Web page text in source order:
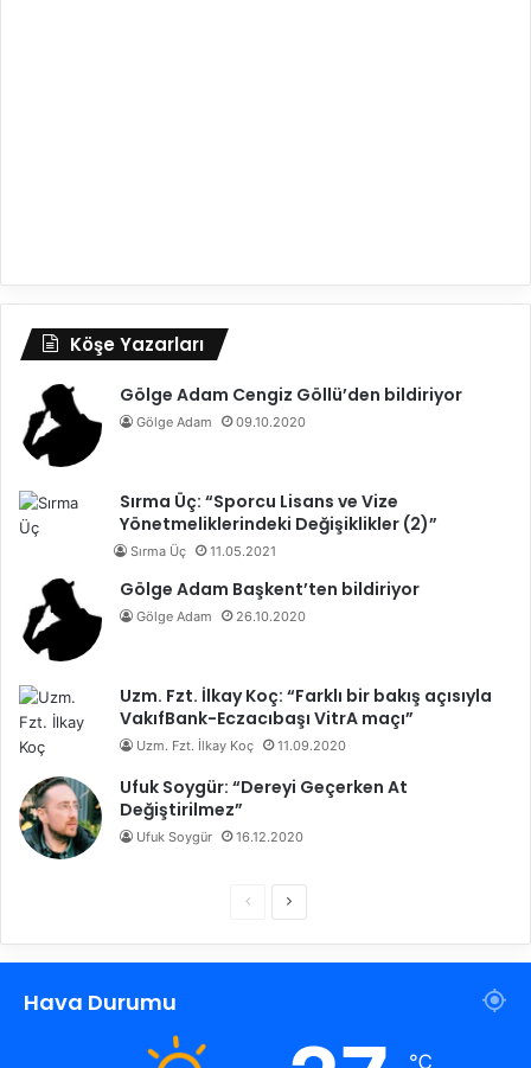
Köşe Yazarları
Gölge Adam Cengiz Göllü’den bildiriyor
Gölge Adam 09.10.2020
Sırma Üç: “Sporcu Lisans ve Vize
Yönetmeliklerindeki Değişiklikler (2)”
Sırma Üç 11.05.2021
Gölge Adam Başkent’ten bildiriyor
Gölge Adam 26.10.2020
Uzm. Fzt. İlkay Koç: “Farklı bir bakış açısıyla
VakıfBank-Eczacıbaşı VitrA maçı”
Uzm. Fzt. İlkay Koç 11.09.2020
Ufuk Soygür: “Dereyi Geçerken At
Değiştirilmez”
Ufuk Soygür 16.12.2020
c
n
Hava Durumu
℃